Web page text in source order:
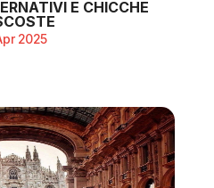
E CHICCHE
2025